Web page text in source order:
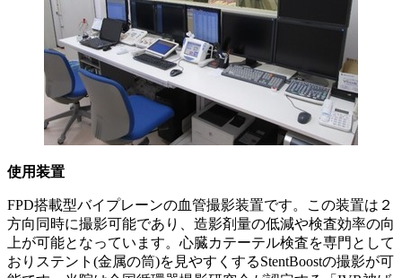
使用装置
FPD搭載型バイプレーンの血管撮影装置です。この装置は２
方向同時に撮影可能であり、造影剤量の低減や検査効率の向
上が可能となっています。心臓カテーテル検査を専門として
おりステント(金属の筒)を見やすくするStentBoostの撮影が可